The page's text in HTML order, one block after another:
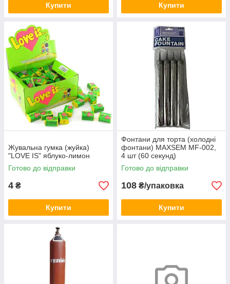
Купити Купити
Жувальна гумка (жуйка)
"LOVE IS" яблуко-лимон
Готово до відправки
4 ₴
Купити
Фонтани для торта (холодні
фонтани) MAXSEM MF-002,
4 шт (60 секунд)
Готово до відправки
108 ₴/упаковка
Купити